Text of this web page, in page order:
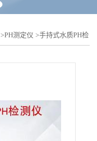
>PH测定仪 >手持式水质PH检